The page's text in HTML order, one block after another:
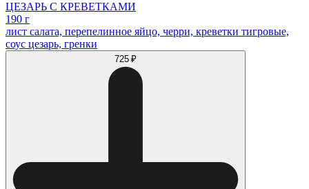
ЦЕЗАРЬ С КРЕВЕТКАМИ
190 г
лист салата, перепелинное яйцо, черри, креветки тигровые,
соус цезарь, гренки
725 ₽